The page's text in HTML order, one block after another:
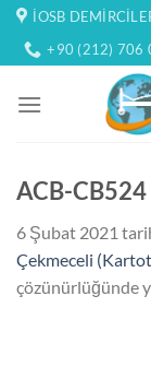
İçeriğe
atla
İOSB
+90 (212) 706
ACB-CB524
6 Şubat 2021
Çekmeceli
çözünürlüğünde